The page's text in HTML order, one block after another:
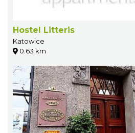
Hostel Litteris
Katowice
0.63 km